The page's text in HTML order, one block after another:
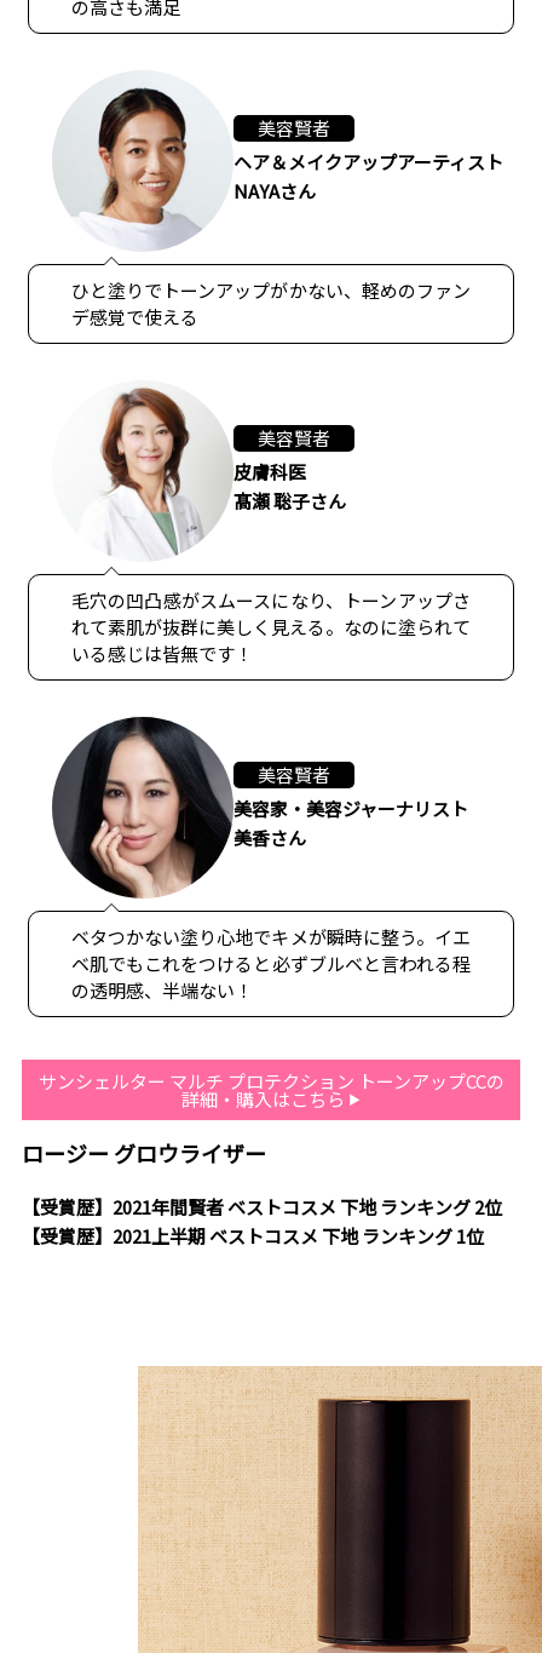
の高さも満足
美容賢者
ヘア＆メイクアップアーティスト
NAYAさん
ひと塗りでトーンアップがかない、軽めのファン
デ感覚で使える
美容賢者
皮膚科医
髙瀬 聡子さん
毛穴の凹凸感がスムースになり、トーンアップさ
れて素肌が抜群に美しく見える。なのに塗られて
いる感じは皆無です！
美容賢者
美容家・美容ジャーナリスト
美香さん
ベタつかない塗り心地でキメが瞬時に整う。イエ
ベ肌でもこれをつけると必ずブルベと言われる程
の透明感、半端ない！
サンシェルター マルチ プロテクション トーンアップCCの
詳細・購入はこちら
ロージー グロウライザー
【受賞歴】2021年間賢者 ベストコスメ 下地 ランキング 2位
【受賞歴】2021上半期 ベストコスメ 下地 ランキング 1位